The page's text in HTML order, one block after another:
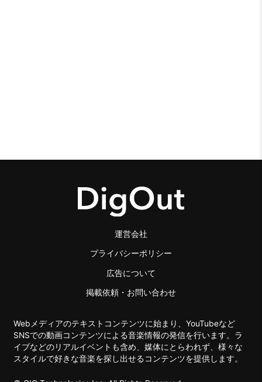
運営会社
プライバシーポリシー
広告について
掲載依頼・お問い合わせ
Webメディアのテキストコンテンツに始まり、YouTubeなど
SNSでの動画コンテンツによる音楽情報の発信を行います。ラ
イブなどのリアルイベントも含め、媒体にとらわれず、様々な
スタイルで好きな音楽を探し出せるコンテンツを提供します。